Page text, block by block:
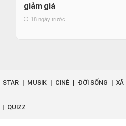
giảm giá
18 ngày trước
STAR MUSIK CINÉ ĐỜI SỐNG XÃ
QUIZZ